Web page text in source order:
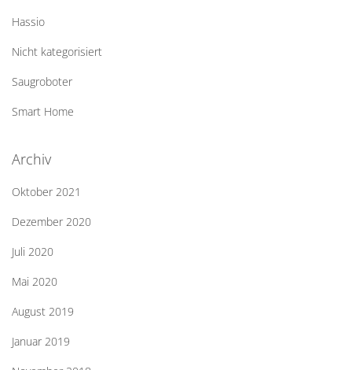
Hassio
Nicht kategorisiert
Saugroboter
Smart Home
Archiv
Oktober 2021
Dezember 2020
Juli 2020
Mai 2020
August 2019
Januar 2019